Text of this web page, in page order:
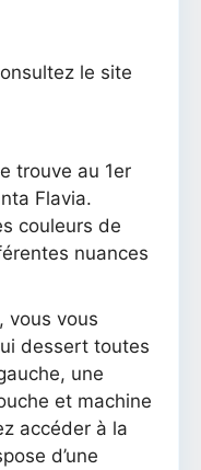
le site
trouve au 1er
Flavia.
couleurs de
nuances
vous vous
dessert toutes
une
et machine
accéder à la
d’une